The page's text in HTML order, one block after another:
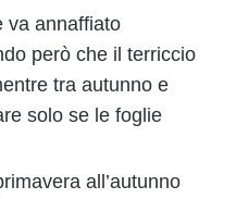
va annaffiato
però che il terriccio
tra autunno e
solo se le foglie
all’autunno